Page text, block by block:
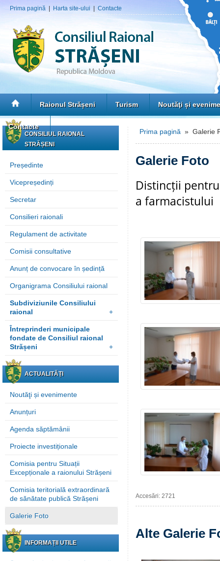
Prima pagină Harta site-ului Contacte
Raionul Strășeni Turism Noutăţi și
Contacte
CONSILIUL RAIONAL
STRĂȘENI
Președinte
Vicepreședinți
Secretar
Consilieri raionali
Regulament de activitate
Comisii consultative
Anunț de convocare în ședință
Organigrama Consiliului raional
Subdiviziunile Consiliului
raional
+
Întreprinderi municipale
fondate de Consiliul raional
Strășeni
+
ACTUALITĂȚI
Noutăţi și evenimente
Anunțuri
Agenda săptămânii
Proiecte investiționale
Comisia pentru Situații
Excepționale a raionului Strășeni
Comisia teritorială extraordinară
de sănătate publică Strășeni
Galerie Foto
INFORMAȚII UTILE
Prima pagină » Galerie
Galerie Foto
Distincții
a farmacistului
Accesări: 2721
Alte Galerie